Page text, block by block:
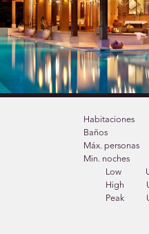
Habitaciones
Baños
Máx. personas
Min. noches
Low
High
Peak